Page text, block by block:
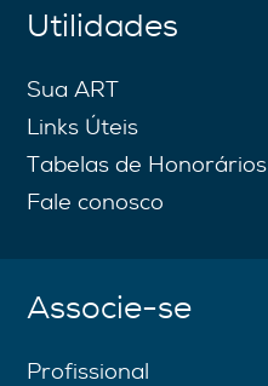
Utilidades
Sua ART
Links Úteis
Tabelas de Honorários
Fale conosco
Associe-se
Profissional